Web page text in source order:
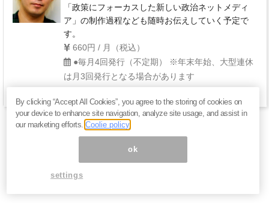
「政策にフォーカスした新しい政治ネットメディ
ア」の制作過程なども随時お伝えしていく予定で
す。
660円 / 月（税込）
●毎月4回発行（不定期） ※年末年始、大型連休
は月3回発行となる場合があります
By clicking “Accept All Cookies”, you agree to the storing of cookies on
your device to enhance site navigation, analyze site usage, and assist in
our marketing efforts.Coolie policy
ok
settings